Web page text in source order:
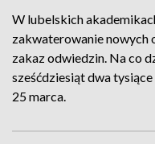
W lubelskich
zakwaterowanie nowych
zakaz odwiedzin. Na co
sześćdziesiąt dwa
25 marca.